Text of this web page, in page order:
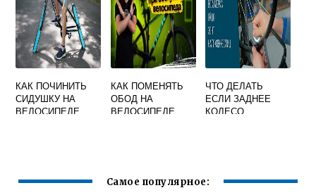
КАК ПОЧИНИТЬ
СИДУШКУ НА
ВЕЛОСИПЕДЕ
КАК ПОМЕНЯТЬ
ОБОД НА
ВЕЛОСИПЕДЕ
ЧТО ДЕЛАТЬ
ЕСЛИ ЗАДНЕЕ
КОЛЕСО
Самое популярное: